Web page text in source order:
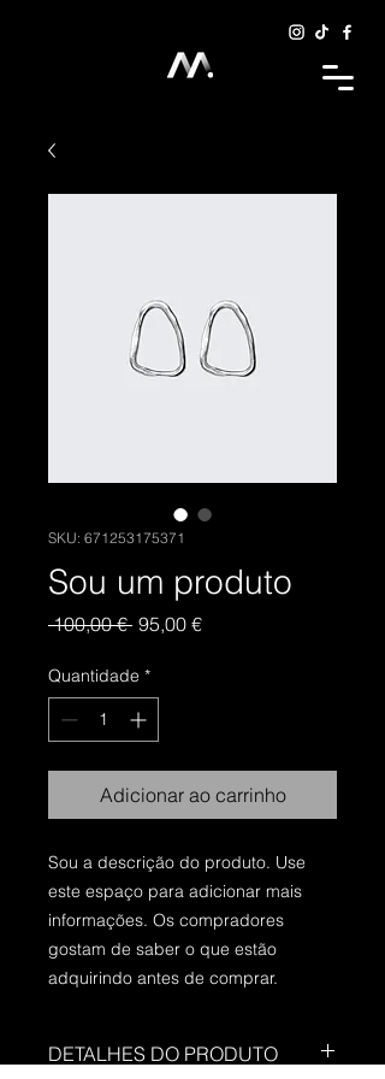
SKU: 671253175371
Sou um produto
100,00 € Preço
95,00 €Preço
Quantidade *
Adicionar ao carrinho
Sou a descrição do produto. Use
este espaço para adicionar mais
informações. Os compradores
gostam de saber o que estão
adquirindo antes de comprar.
DETALHES DO PRODUTO